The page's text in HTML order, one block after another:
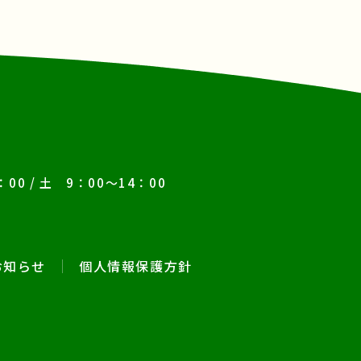
00 / 土 9：00～14：00
らせ 個人情報保護方針